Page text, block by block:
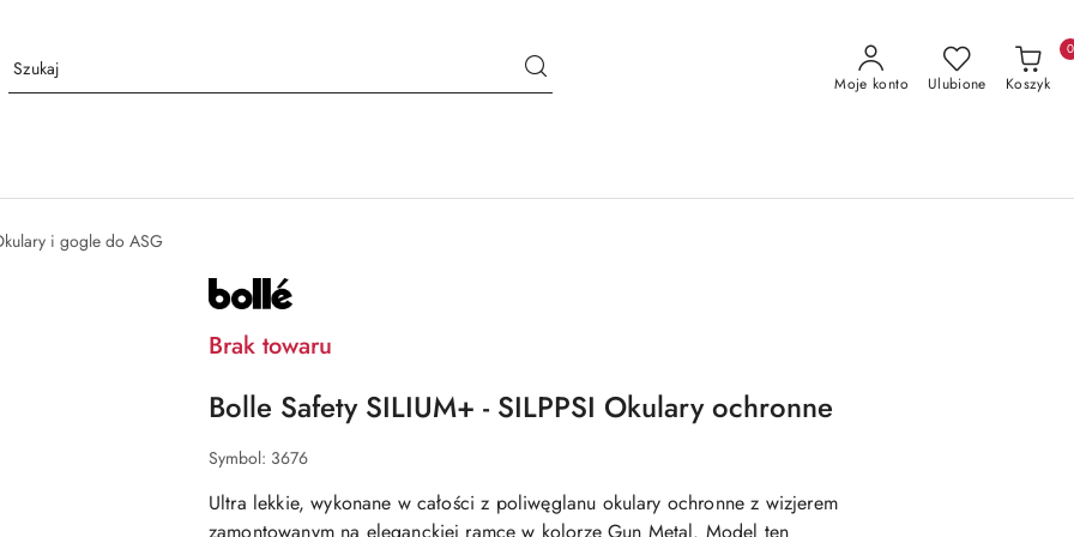
Moje konto Ulubione Koszyk
0
i gogle do ASG
NAZWA
PRODUCENTA:
SAFETY
Brak towaru
Bolle Safety SILIUM+ - SILPPSI Okulary ochronne
Symbol: 3676
Ultra lekkie, wykonane w całości z poliwęglanu okulary ochronne z wizjerem